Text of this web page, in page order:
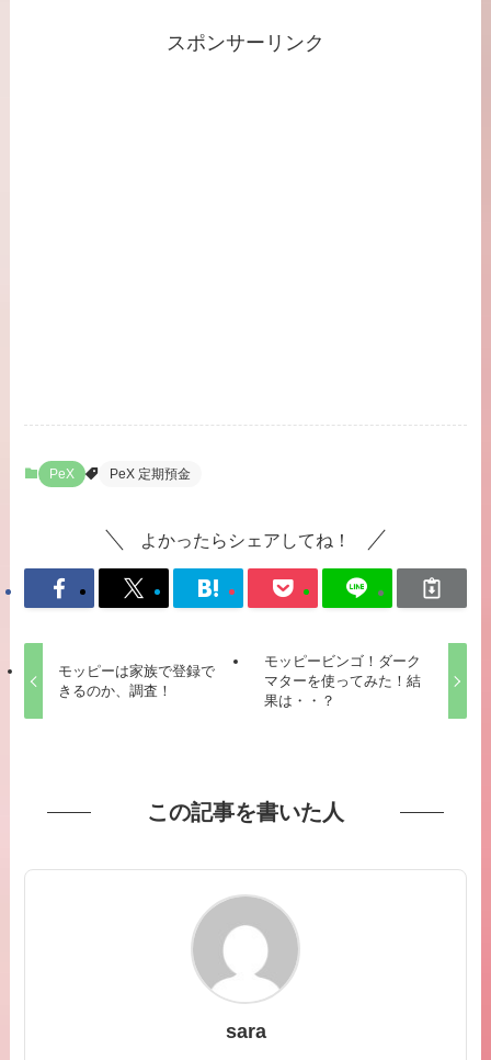
スポンサーリンク
PeX PeX 定期預金
よかったらシェアしてね！
モッピーは家族で登録で
きるのか、調査！
モッピービンゴ！ダーク
マターを使ってみた！結
果は・・？
この記事を書いた人
sara